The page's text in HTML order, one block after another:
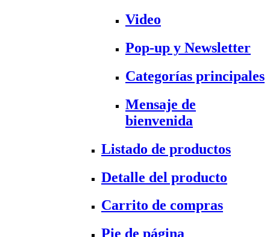
Video
Pop-up y Newsletter
Categorías principales
Mensaje de
bienvenida
Listado de productos
Detalle del producto
Carrito de compras
Pie de página